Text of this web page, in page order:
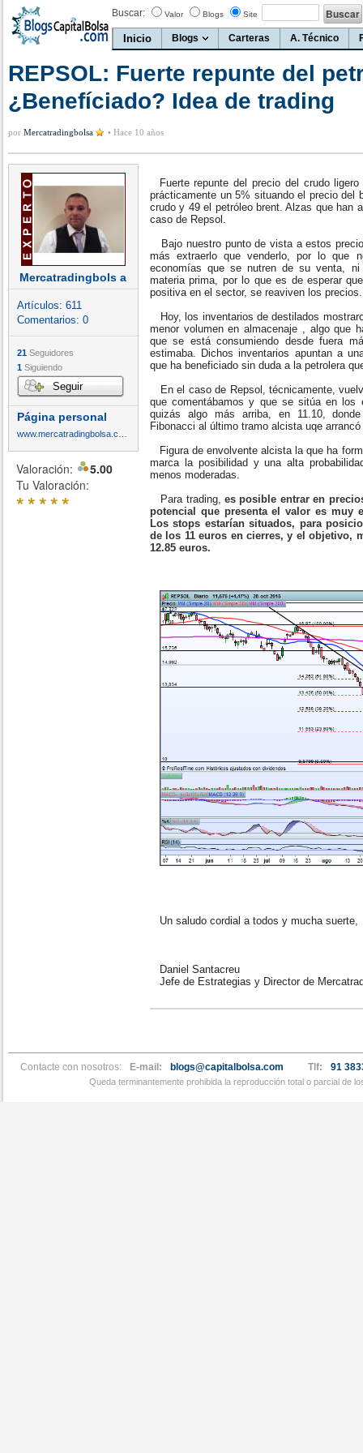
Buscar: Valor Blogs Site
Inicio Blogs Carteras A. Técnico
REPSOL: Fuerte repunte del
¿Benefíciado? Idea de trading
por Mercatradingbolsa • Hace 10 años
Mercatradingbols a
Artículos: 611
Comentarios: 0
21 Seguidores
1 Siguiendo
Seguir
Página personal
Valoración:
5.00
Tu Valoración:
*****
Fuerte repunte del precio del crudo
prácticamente un 5% situando el precio del
crudo y 49 el petróleo brent. Alzas que han
caso de Repsol.
Bajo nuestro punto de vista a estos
más extraerlo que venderlo, por lo que
economías que se nutren de su venta,
materia prima, por lo que es de esperar
positiva en el sector, se reaviven los precios.
Hoy, los inventarios de destilados
menor volumen en almacenaje , algo que
que se está consumiendo desde fuera
estimaba. Dichos inventarios apuntan a
que ha beneficiado sin duda a la petrolera
En el caso de Repsol, técnicamente,
que comentábamos y que se sitúa en los
quizás algo más arriba, en 11.10,
Fibonacci al último tramo alcista uqe
Figura de envolvente alcista la que ha
marca la posibilidad y una alta
menos moderadas.
Para trading, es posible entrar en
potencial que presenta el valor es muy
Los stops estarían situados, para
de los 11 euros en cierres, y el objetivo,
12.85 euros.
Un saludo cordial a todos y mucha suerte,
Daniel Santacreu
Jefe de Estrategias y Director de
Contacte con nosotros: E-mail: blogs@capitalbolsa.com Tlf: 91
Queda terminantemente prohibida la reproducción total o parcial de